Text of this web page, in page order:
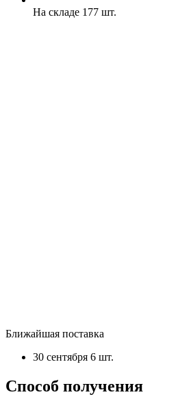
На складе 177 шт.
Ближайшая поставка
30 сентября 6 шт.
Способ получения